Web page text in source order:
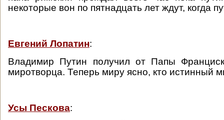
некоторые вон по пятнадцать лет ждут, когда
Евгений Лопатин:
Владимир Путин получил от Папы
миротворца. Теперь миру ясно, кто истинный
Усы Пескова: